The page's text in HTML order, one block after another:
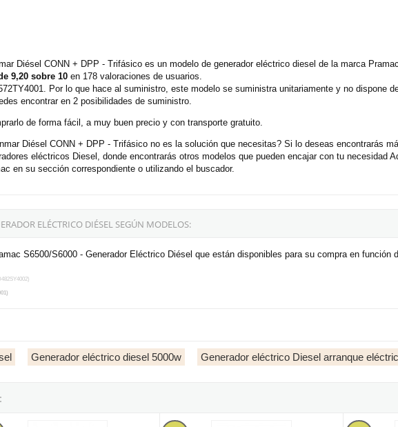
Diésel CONN + DPP - Trifásico es un modelo de generador eléctrico diesel de la marca
9,20 sobre 10 en 178 valoraciones de usuarios.
Por lo que hace al suministro, este modelo se suministra unitariamente y no dispone
encontrar en 2 posibilidades de suministro.
de forma fácil, a muy buen precio y con transporte gratuito.
Diésel CONN + DPP - Trifásico no es la solución que necesitas? Si lo deseas encontrarás
eléctricos Diesel, donde encontrarás otros modelos que pueden encajar con tu necesidad
en su sección correspondiente o utilizando el buscador.
ELÉCTRICO DIÉSEL SEGÚN MODELOS:
S6500/S6000 - Generador Eléctrico Diésel que están disponibles para su compra en función
Generador eléctrico diesel 5000w Generador eléctrico Diesel arranque
CONN con ruedas incluidas
P6000s Diésel - Generador Eléctrico Monofásico CONN + DPP superinsonoro
Pramac E4500 - Generador Eléctrico Monofásico
Pramac